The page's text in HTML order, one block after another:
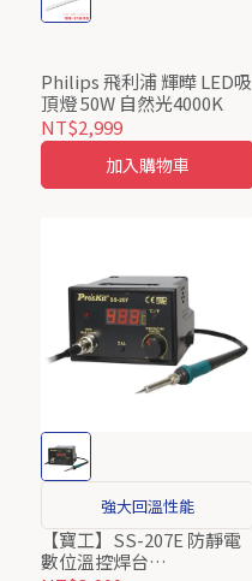
Philips 飛利浦 輝曄 LED吸
頂燈 50W 自然光4000K
NT$2,999
加入購物車
強大回溫性能
【寶工】SS-207E 防靜電
數位溫控焊台